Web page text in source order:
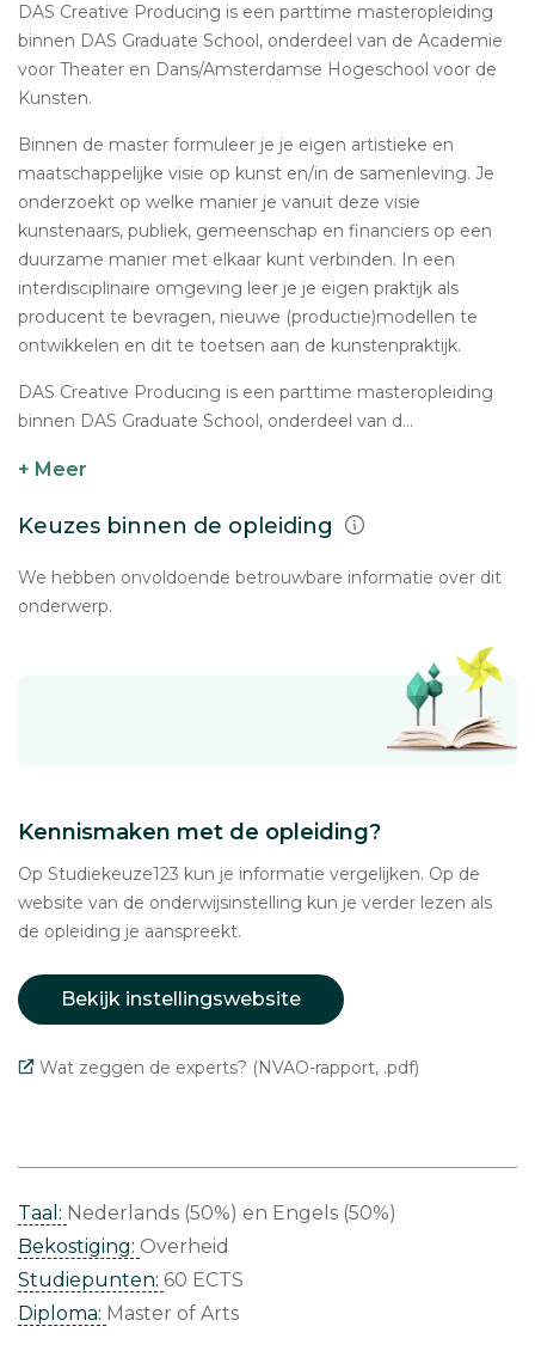
DAS Creative Producing is een parttime masteropleiding
binnen DAS Graduate School, onderdeel van de Academie
voor Theater en Dans/Amsterdamse Hogeschool voor de
Kunsten.
Binnen de master formuleer je je eigen artistieke en
maatschappelijke visie op kunst en/in de samenleving. Je
onderzoekt op welke manier je vanuit deze visie
kunstenaars, publiek, gemeenschap en financiers op een
duurzame manier met elkaar kunt verbinden. In een
interdisciplinaire omgeving leer je je eigen praktijk als
producent te bevragen, nieuwe (productie)modellen te
ontwikkelen en dit te toetsen aan de kunstenpraktijk.
DAS Creative Producing is een parttime masteropleiding
binnen DAS Graduate School, onderdeel van d...
+ Meer
Keuzes binnen de opleiding
We hebben onvoldoende betrouwbare informatie over dit
onderwerp.
Kennismaken met de opleiding?
Op Studiekeuze123 kun je informatie vergelijken. Op de
website van de onderwijsinstelling kun je verder lezen als
de opleiding je aanspreekt.
Bekijk instellingswebsite
Wat zeggen de experts? (NVAO-rapport, .pdf)
Taal: Nederlands (50%)
Engels (50%)
Bekostiging: Overheid
Studiepunten: 60 ECTS
Diploma: Master of Arts